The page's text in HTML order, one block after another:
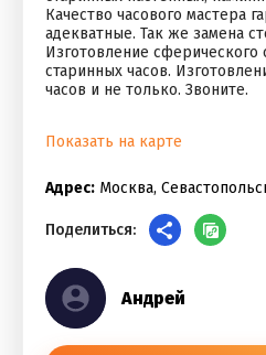
Качество часового мастера
адекватные. Так же замена
Изготовление сферического
старинных часов.
часов и не только. Звоните.
Показать на карте
Адрес: Москва,
Поделиться:
Андрей